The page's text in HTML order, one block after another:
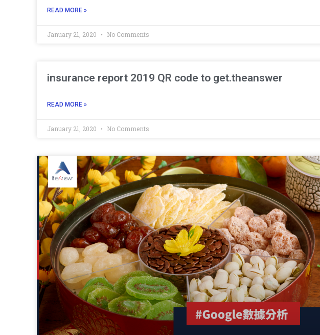
READ MORE »
January 21, 2020 No Comments
insurance report 2019 QR code to get.theanswer
READ MORE »
January 21, 2020 No Comments